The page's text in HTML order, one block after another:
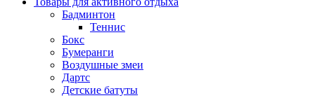
Бадминтон
Теннис
Бокс
Бумеранги
Воздушные змеи
Дартс
Детские батуты